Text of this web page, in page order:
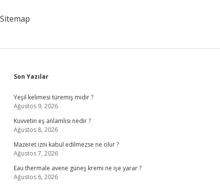
Sitemap
Sidebar
Son Yazılar
Yeşil kelimesi türemiş midir ?
Ağustos 9, 2026
Kuvvetin eş anlamlısı nedir ?
Ağustos 8, 2026
Mazeret izni kabul edilmezse ne olur ?
Ağustos 7, 2026
Eau thermale avene güneş kremi ne işe yarar ?
Ağustos 6, 2026